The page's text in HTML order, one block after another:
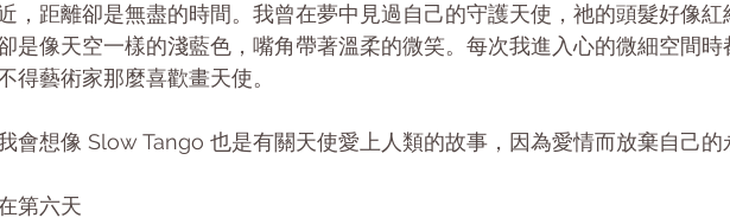
，距離卻是無盡的時間。我曾在夢中見過自己的守護天使，祂的頭髮好像
是像天空一樣的淺藍色，嘴角帶著溫柔的微笑。每次我進入心的微細空間時
得藝術家那麼喜歡畫天使。
會想像 Slow Tango 也是有關天使愛上人類的故事，因為愛情而放棄自己的
第六天